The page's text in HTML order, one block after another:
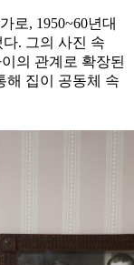
로, 1950~60년대
. 그의 사진 속
의 관계로 확장된
해 집이 공동체 속